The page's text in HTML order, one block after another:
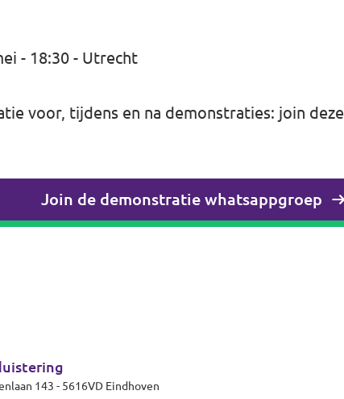
- 18:30 - Utrecht
voor, tijdens en na demonstraties: join deze
Join de demonstratie whatsappgroep
143 - 5616VD Eindhoven